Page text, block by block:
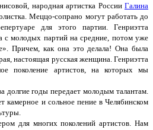
народная артистка России Галина
Меццо-сопрано могут работать до
для этого партии. Генриэтта
с молодых партий на средние, потом уже
Причем, как она это делала! Она была
настоящая русская женщина. Генриэтта
поколение артистов, на которых мы
долгие годы передает молодым талантам.
камерное и сольное пение в Челябинском
для многих поколений артистов. Нам